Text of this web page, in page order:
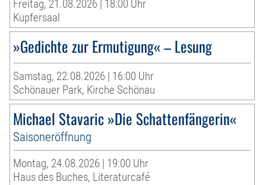
Freitag, 21.08.2026 | 18:00 Uhr
Kupfersaal
»Gedichte zur Ermutigung« – Lesung
Samstag, 22.08.2026 | 16:00 Uhr
Schönauer Park, Kirche Schönau
Michael Stavaric »Die Schattenfängerin«
Saisoneröffnung
Montag, 24.08.2026 | 19:00 Uhr
Haus des Buches, Literaturcafé